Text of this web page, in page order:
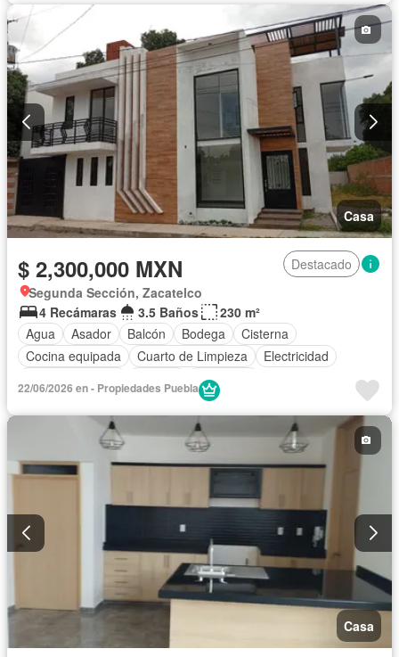
Vista panorámica
Casa
$ 2,300,000 MXN
Destacado
Segunda Sección, Zacatelco
4 Recámaras
3.5 Baños
230 m²
Agua
Asador Balcón Bodega
Cisterna
Cocina equipada
Cuarto de Limpieza
Electricidad
Despacho
Recámara con closet
Azotea Vista panorámica
22/06/2026 en - Propiedades Puebla
Casa